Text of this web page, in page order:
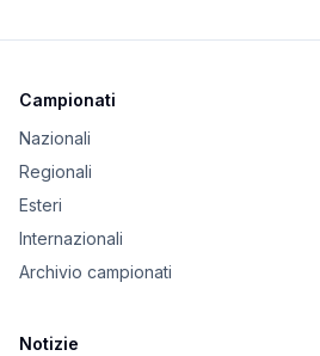
Campionati
Nazionali
Regionali
Esteri
Internazionali
Archivio campionati
Notizie